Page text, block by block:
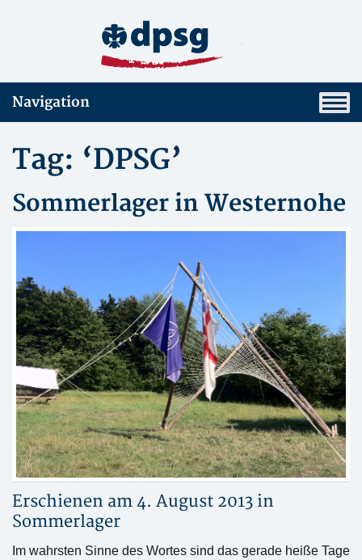
Navigation
Tag: ‘DPSG’
Sommerlager in Westernohe
Erschienen am 4. August 2013 in
Sommerlager
Im wahrsten Sinne des Wortes sind das gerade heiße Tage